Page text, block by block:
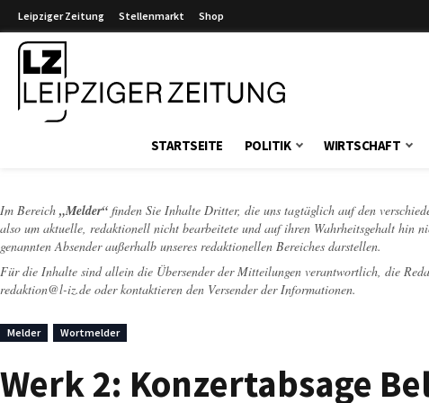
Leipziger Zeitung Stellenmarkt Shop
STARTSEITE POLITIK WIRTSCHAFT
Im Bereich „Melder“ finden Sie Inhalte Dritter, die uns tagtäglich auf den
also um aktuelle, redaktionell nicht bearbeitete und auf ihren Wahrheitsgehalt hin
genannten Absender außerhalb unseres redaktionellen Bereiches darstellen.
Für die Inhalte sind allein die Übersender der Mitteilungen verantwortlich, die
redaktion@l-iz.de oder kontaktieren den Versender der Informationen.
Melder Wortmelder
Werk 2: Konzertabsage